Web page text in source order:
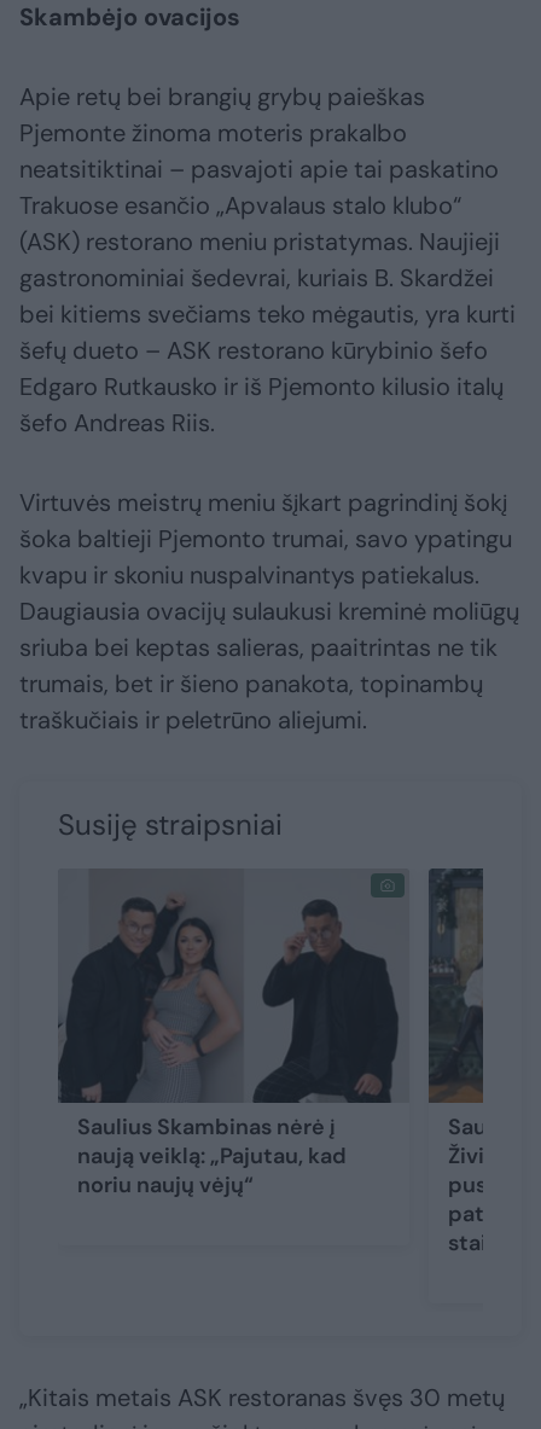
Skambėjo ovacijos
Apie retų bei brangių grybų paieškas
Pjemonte žinoma moteris prakalbo
neatsitiktinai – pasvajoti apie tai paskatino
Trakuose esančio „Apvalaus stalo klubo“
(ASK) restorano meniu pristatymas. Naujieji
gastronominiai šedevrai, kuriais B. Skardžei
bei kitiems svečiams teko mėgautis, yra kurti
šefų dueto – ASK restorano kūrybinio šefo
Edgaro Rutkausko ir iš Pjemonto kilusio italų
šefo Andreas Riis.
Virtuvės meistrų meniu šįkart pagrindinį šokį
šoka baltieji Pjemonto trumai, savo ypatingu
kvapu ir skoniu nuspalvinantys patiekalus.
Daugiausia ovacijų sulaukusi kreminė moliūgų
sriuba bei keptas salieras, paaitrintas ne tik
trumais, bet ir šieno panakota, topinambų
traškučiais ir peletrūno aliejumi.
Susiję straipsniai
Saulius Skambinas nėrė į
naują veiklą: „Pajutau, kad
noriu naujų vėjų“
Živilė
„Kitais metais ASK restoranas švęs 30 metų